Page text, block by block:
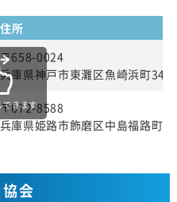
住所
〒658-0024
兵庫県神戸市東灘区魚崎浜町34
〒672-8588
兵庫県姫路市飾磨区中島福路町
できます
会